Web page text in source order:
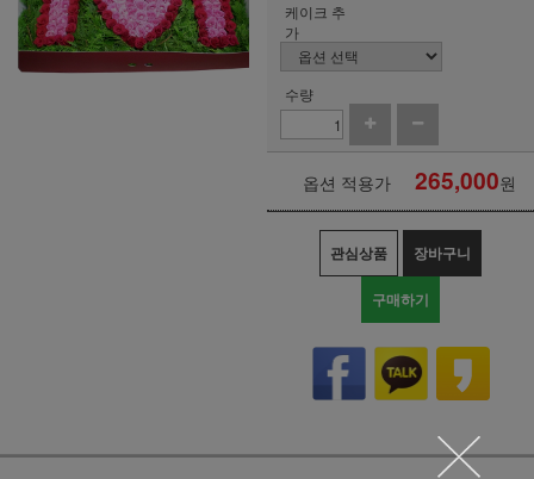
케이크 추
가
수량
옵션 적용가 265,000원
관심상품 장바구니
구매하기